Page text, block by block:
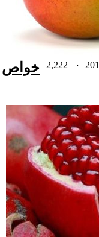
۰ 2,222
خواص